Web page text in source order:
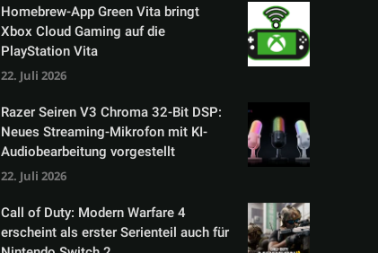
Homebrew-App Green Vita bringt
Xbox Cloud Gaming auf die
PlayStation Vita
22. Juli 2026
Razer Seiren V3 Chroma 32-Bit DSP:
Neues Streaming-Mikrofon mit KI-
Audiobearbeitung vorgestellt
22. Juli 2026
Call of Duty: Modern Warfare 4
erscheint als erster Serienteil auch für